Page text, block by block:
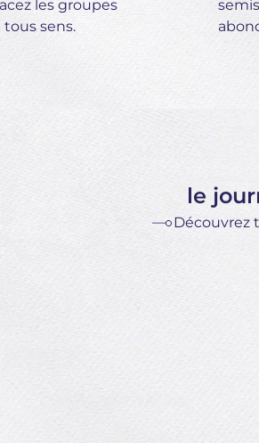
les groupes
sens.
le
Découvrez